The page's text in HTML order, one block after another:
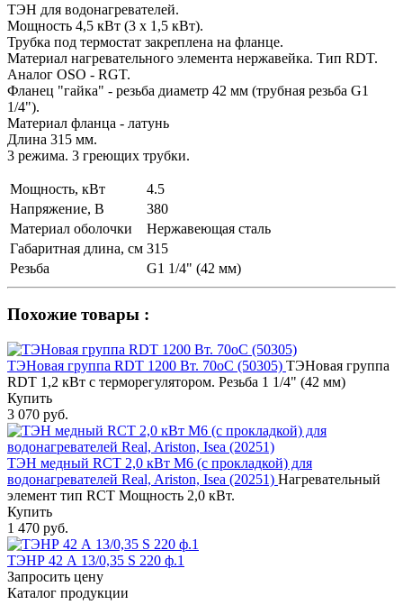
ТЭН для водонагревателей.
Мощность 4,5 кВт (3 х 1,5 кВт).
Трубка под термостат закреплена на фланце.
Материал нагревательного элемента нержавейка. Тип RDT.
Аналог OSO - RGT.
Фланец "гайка" - резьба диаметр 42 мм (трубная резьба G1
1/4").
Материал фланца - латунь
Длина 315 мм.
3 режима. 3 греющих трубки.
Мощность, кВт
4.5
Напряжение, В
380
Материал оболочки
Нержавеющая сталь
Габаритная длина, см 315
Резьба
G1 1/4" (42 мм)
Похожие товары :
ТЭНовая группа RDT 1200 Вт. 70oС (50305) ТЭНовая группа
RDT 1,2 кВт с терморегулятором. Резьба 1 1/4" (42 мм)
Купить
3 070 руб.
ТЭН медный RCT 2,0 кВт M6 (с прокладкой) для
водонагревателей Real, Ariston, Isea (20251) Нагревательный
элемент тип RCT Мощность 2,0 кВт.
Купить
1 470 руб.
ТЭНР 42 А 13/0,35 S 220 ф.1
Запросить цену
Каталог продукции